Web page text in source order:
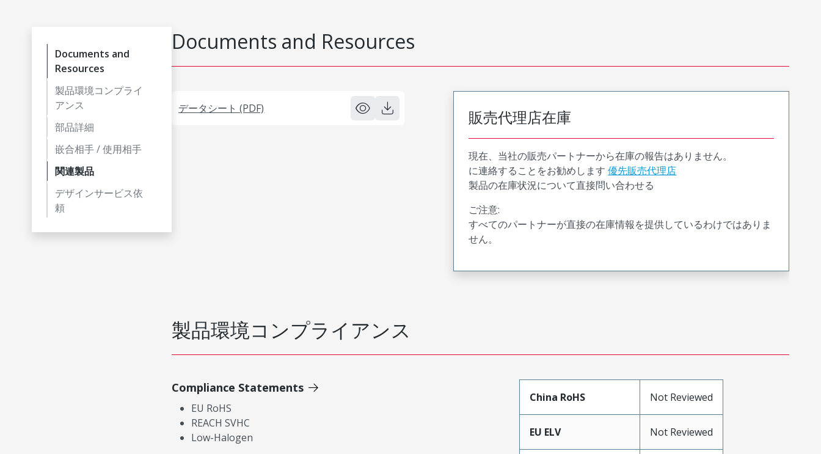
Documents and
Resources
製品環境コンプライ
アンス
部品詳細
嵌合相手 / 使用相手
関連製品
デザインサービス依
頼
Documents and Resources
データシート (PDF) 販売代理店在庫
現在、当社の販売パートナーから在庫の報告はありません。
に連絡することをお勧めします 優先販売代理店
製品の在庫状況について直接問い合わせる
ご注意:
すべてのパートナーが直接の在庫情報を提供しているわけではありま
せん。
製品環境コンプライアンス
Compliance Statements
EU RoHS
REACH SVHC
Low-Halogen
China RoHS Not Reviewed
EU ELV Not Reviewed